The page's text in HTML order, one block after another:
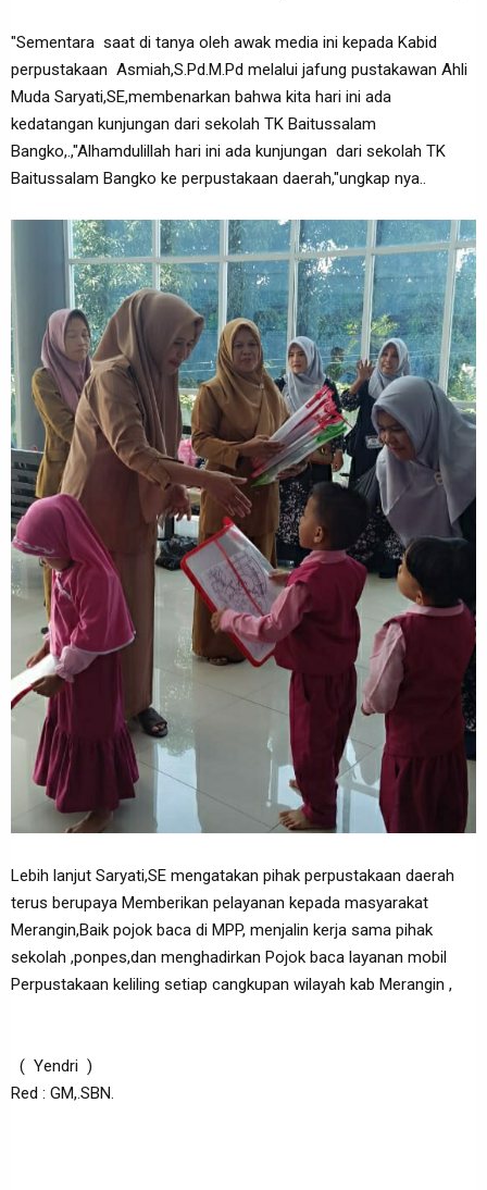
"Sementara saat di tanya oleh awak media ini kepada Kabid
perpustakaan Asmiah,S.Pd.M.Pd melalui jafung pustakawan Ahli
Muda Saryati,SE,membenarkan bahwa kita hari ini ada
kedatangan kunjungan dari sekolah TK Baitussalam
Bangko,.,"Alhamdulillah hari ini ada kunjungan dari sekolah TK
Baitussalam Bangko ke perpustakaan daerah,"ungkap nya..
Lebih lanjut Saryati,SE mengatakan pihak perpustakaan daerah
terus berupaya Memberikan pelayanan kepada masyarakat
Merangin,Baik pojok baca di MPP, menjalin kerja sama pihak
sekolah ,ponpes,dan menghadirkan Pojok baca layanan mobil
Perpustakaan keliling setiap cangkupan wilayah kab Merangin ,
( Yendri )
Red : GM,.SBN.